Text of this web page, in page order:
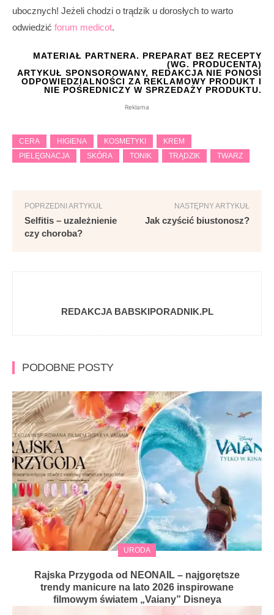
ubocznych! Jeżeli chodzi o trądzik u dorosłych to warto
odwiedzić forum medicot.
MATERIAŁ PARTNERA. PREPARAT BEZ RECEPTY
(WG. PRODUCENTA)
ARTYKUŁ SPONSOROWANY, REDAKCJA NIE PONOSI
ODPOWIEDZIALNOŚCI ZA REKLAMOWY PRODUKT I
NIE POŚREDNICZY W SPRZEDAŻY PRODUKTU.
Reklama
CERA HIGIENA KOSMETYKI
KREM
PIELĘGNACJA
SKÓRA TONIK TRĄDZIK TWARZ
POPRZEDNI ARTYKUŁ
Selfitis – uzależnienie
czy choroba?
NASTĘPNY ARTYKUŁ
Jak czyścić biustonosz?
REDAKCJA BABSKIPORADNIK.PL
PODOBNE POSTY
URODA
Rajska Przygoda od NEONAIL – najgorętsze
trendy manicure na lato 2026 inspirowane
filmowym światem „Vaiany” Disneya